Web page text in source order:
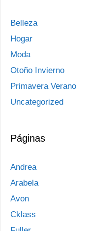
Belleza
Hogar
Moda
Otoño Invierno
Primavera Verano
Uncategorized
Páginas
Andrea
Arabela
Avon
Cklass